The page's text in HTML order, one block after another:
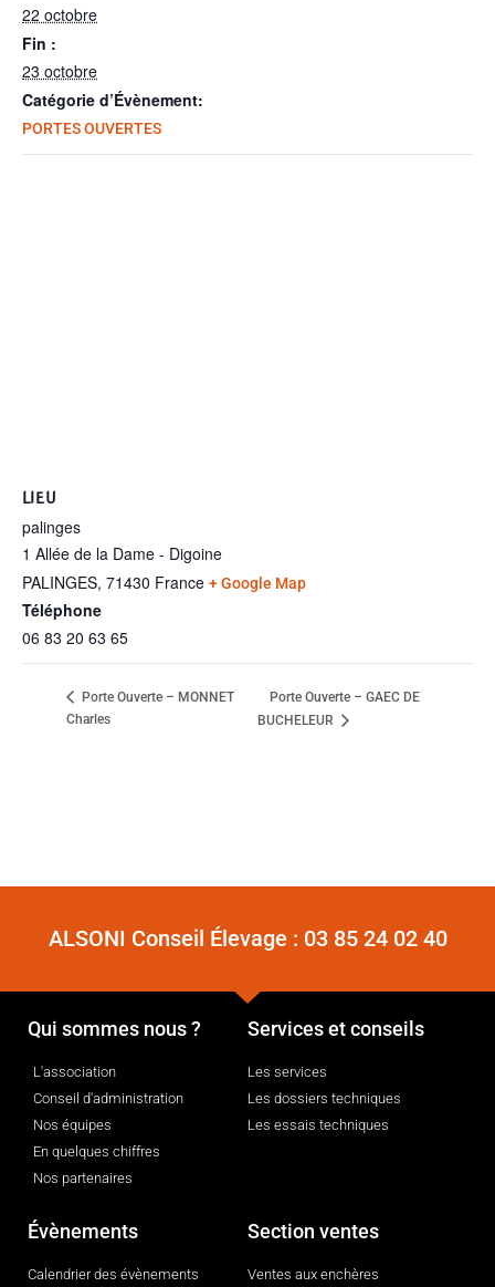
22 octobre
Fin :
23 octobre
Catégorie d’Évènement:
PORTES OUVERTES
LIEU
palinges
1 Allée de la Dame - Digoine
PALINGES, 71430 France + Google Map
Téléphone
06 83 20 63 65
Porte Ouverte – MONNET
Charles
Porte Ouverte – GAEC DE
BUCHELEUR
ALSONI Conseil Élevage : 03 85 24 02 40
Qui sommes nous ?
L'association
Conseil d'administration
Nos équipes
En quelques chiffres
Nos partenaires
Services et conseils
Les services
Les dossiers techniques
Les essais techniques
Évènements
Calendrier des évènements
Section ventes
Ventes aux enchères